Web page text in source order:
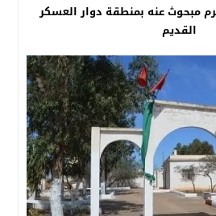
مبحوث عنه بمنطقة دوار العسكر
القديم